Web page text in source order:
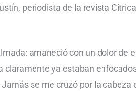
periodista de la revista
amaneció con un dolor de
claramente ya estaban
se me cruzó por la cabeza